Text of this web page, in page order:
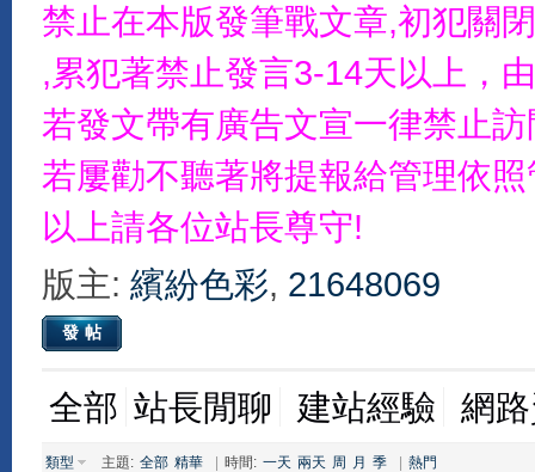
禁止在本版發筆戰文章,初犯關
,累犯著禁止發言3-14天以上，
若發文帶有廣告文宣一律禁止訪
若屢勸不聽著將提報給管理依
以上請各位站長尊守!
版主: 繽紛色彩, 21648069
發帖
全部 站長閒聊 建站經驗 網
類型 主題: 全部 精華 時間: 一天 兩天 周 月 季 熱門